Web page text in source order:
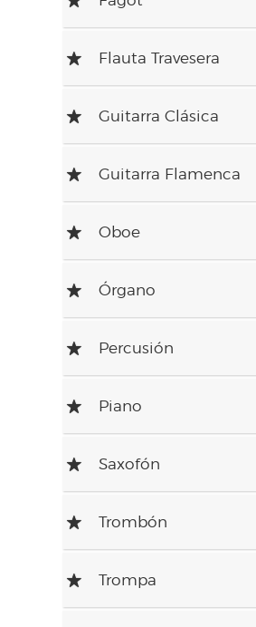
R Flauta Travesera
R Guitarra Clásica
R Guitarra Flamenca
R Oboe
R Órgano
R Percusión
R Piano
R Saxofón
R Trombón
R Trompa